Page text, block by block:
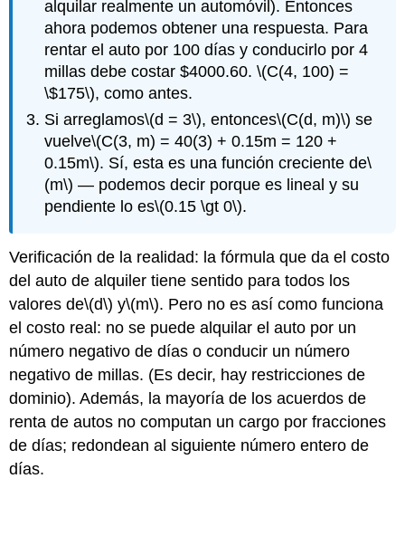
alquilar realmente un automóvil). Entonces
ahora podemos obtener una respuesta. Para
rentar el auto por 100 días y conducirlo por 4
millas debe costar $4000.60.\(C(4, 100) =
\$175\), como antes.
Si arreglamos\(d = 3\), entonces\(C(d, m)\) se
vuelve\(C(3, m) = 40(3) + 0.15m = 120 +
0.15m\). Sí, esta es una función creciente de\
(m\) — podemos decir porque es lineal y su
pendiente lo es\(0.15 \gt 0\).
Verificación de la realidad: la fórmula que da el costo
del auto de alquiler tiene sentido para todos los
valores de\(d\) y\(m\). Pero no es así como funciona
el costo real: no se puede alquilar el auto por un
número negativo de días o conducir un número
negativo de millas. (Es decir, hay restricciones de
dominio). Además, la mayoría de los acuerdos de
renta de autos no computan un cargo por fracciones
de días; redondean al siguiente número entero de
días.